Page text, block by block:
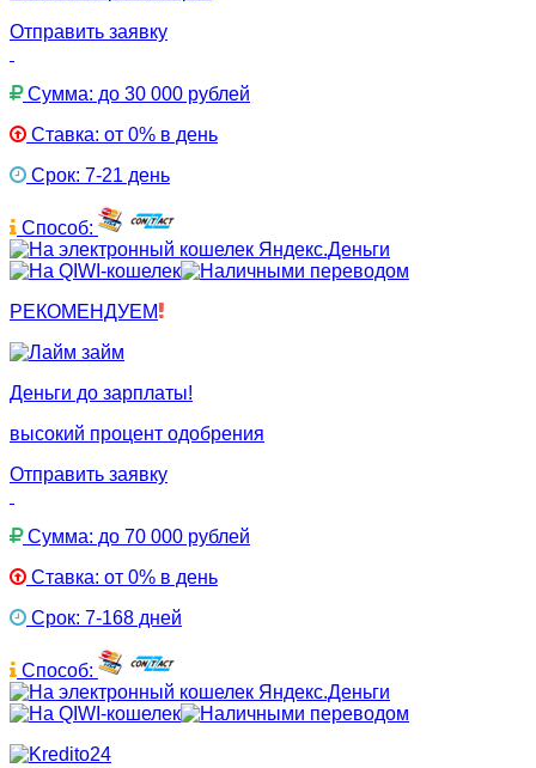
Отправить заявку
Сумма: до 30 000 рублей
Ставка: от 0% в день
Срок: 7-21 день
Способ:
РЕКОМЕНДУЕМ
Деньги до зарплаты!
высокий процент одобрения
Отправить заявку
Сумма: до 70 000 рублей
Ставка: от 0% в день
Срок: 7-168 дней
Способ: